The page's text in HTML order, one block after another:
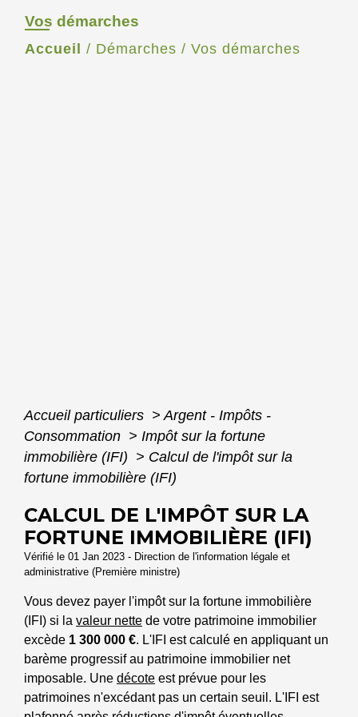
Vos démarches
Accueil / Démarches / Vos démarches
Accueil particuliers > Argent - Impôts -
Consommation > Impôt sur la fortune
immobilière (IFI) > Calcul de l'impôt sur la
fortune immobilière (IFI)
CALCUL DE L'IMPÔT SUR LA
FORTUNE IMMOBILIÈRE (IFI)
Vérifié le 01 Jan 2023 - Direction de l'information légale et
administrative (Première ministre)
Vous devez payer l'impôt sur la fortune immobilière
(IFI) si la valeur nette de votre patrimoine immobilier
excède 1 300 000 €. L'IFI est calculé en appliquant un
barème progressif au patrimoine immobilier net
imposable. Une décote est prévue pour les
patrimoines n'excédant pas un certain seuil. L'IFI est